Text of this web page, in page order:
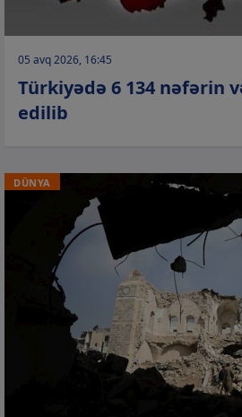
05 avq 2026, 16:45
Türkiyədə 6 134 nəfərin
edilib
DÜNYA